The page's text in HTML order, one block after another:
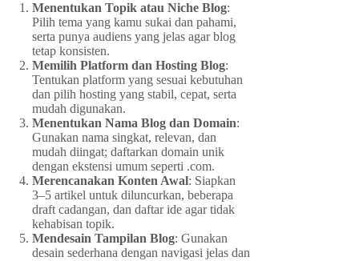
Menentukan Topik atau Niche Blog:
Pilih tema yang kamu sukai dan pahami,
serta punya audiens yang jelas agar blog
tetap konsisten.
Memilih Platform dan Hosting Blog:
Tentukan platform yang sesuai kebutuhan
dan pilih hosting yang stabil, cepat, serta
mudah digunakan.
Menentukan Nama Blog dan Domain:
Gunakan nama singkat, relevan, dan
mudah diingat; daftarkan domain unik
dengan ekstensi umum seperti .com.
Merencanakan Konten Awal: Siapkan
3–5 artikel untuk diluncurkan, beberapa
draft cadangan, dan daftar ide agar tidak
kehabisan topik.
Mendesain Tampilan Blog: Gunakan
desain sederhana dengan navigasi jelas dan